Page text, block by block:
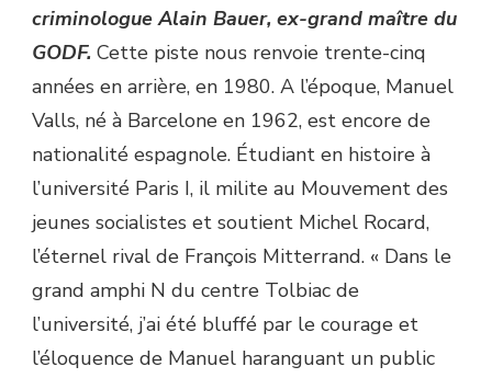
criminologue Alain Bauer, ex-grand maître du
GODF. Cette piste nous renvoie trente-cinq
années en arrière, en 1980. A l’époque, Manuel
Valls, né à Barcelone en 1962, est encore de
nationalité espagnole. Étudiant en histoire à
l’université Paris I, il milite au Mouvement des
jeunes socialistes et soutient Michel Rocard,
l’éternel rival de François Mitterrand. « Dans le
grand amphi N du centre Tolbiac de
l’université, j’ai été bluffé par le courage et
l’éloquence de Manuel haranguant un public